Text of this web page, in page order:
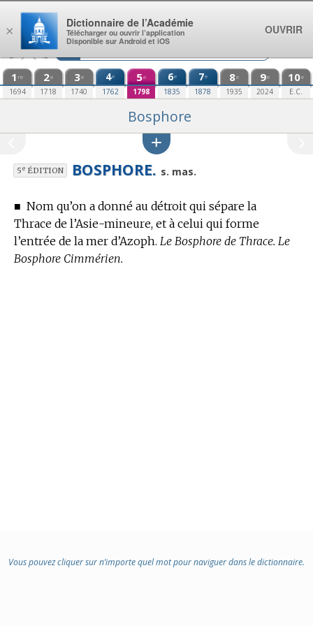
Aller au contenu
1 re
1694
2e
1718
3e
1740
4e
1762
5e
1798
6e
1835
7e
1878
8e
1935
9e
2024
10e
E.C.
Bosphore
5eÉDITION BOSPHORE. s. mas.
■ Nom qu’on a donné au détroit qui sépare la
Thrace de l’Asie-mineure, et à celui qui forme
l’entrée de la mer d’Azoph. Le Bosphore de Thrace. Le
Bosphore Cimmérien.
Vous pouvez cliquer sur n’importe quel mot pour naviguer dans le dictionnaire.
×
Dictionnaire de l’Académie
Télécharger ou ouvrir l’application
Disponible sur Android et iOS
OUVRIR